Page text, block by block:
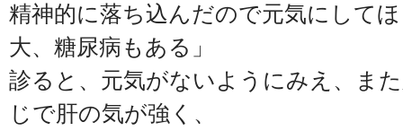
精神的に落ち込んだので元気にして
大、糖尿病もある」
診ると、元気がないようにみえ、ま
じで肝の気が強く、